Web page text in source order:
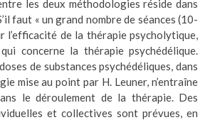
les deux méthodologies réside dans
faut « un grand nombre de séances (10-
l’efficacité de la thérapie psycholytique,
concerne la thérapie psychédélique.
de substances psychédéliques, dans
mise au point par H. Leuner, n’entraîne
le déroulement de la thérapie. Des
et collectives sont prévues, en